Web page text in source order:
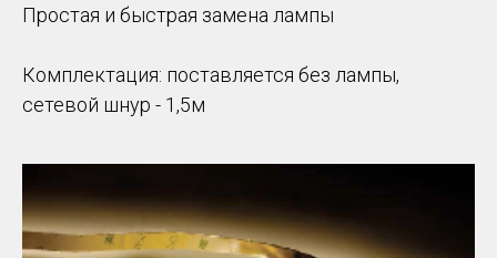
Простая и быстрая замена лампы
Комплектация: поставляется без лампы,
сетевой шнур - 1,5м